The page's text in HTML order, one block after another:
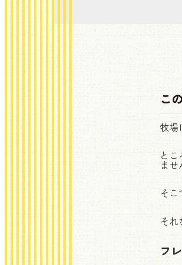
こ
牧場
と
ま
そ
そ
フ